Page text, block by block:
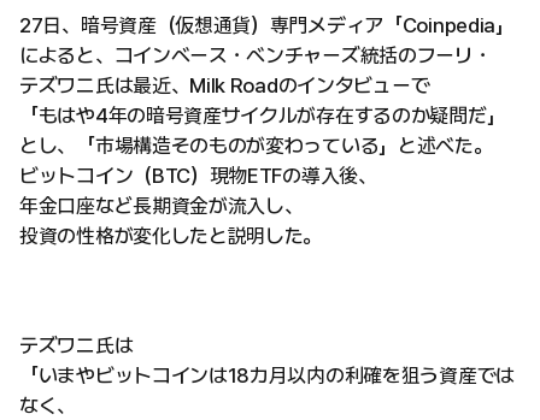
27日、暗号資産（仮想通貨）専門メディア「Coinpedia」
によると、コインベース・ベンチャーズ統括のフーリ・
テズワニ氏は最近、Milk Roadのインタビューで
「もはや4年の暗号資産サイクルが存在するのか疑問だ」
とし、「市場構造そのものが変わっている」と述べた。
ビットコイン（BTC）現物ETFの導入後、
年金口座など長期資金が流入し、
投資の性格が変化したと説明した。
テズワニ氏は
「いまやビットコインは18カ月以内の利確を狙う資産では
なく、